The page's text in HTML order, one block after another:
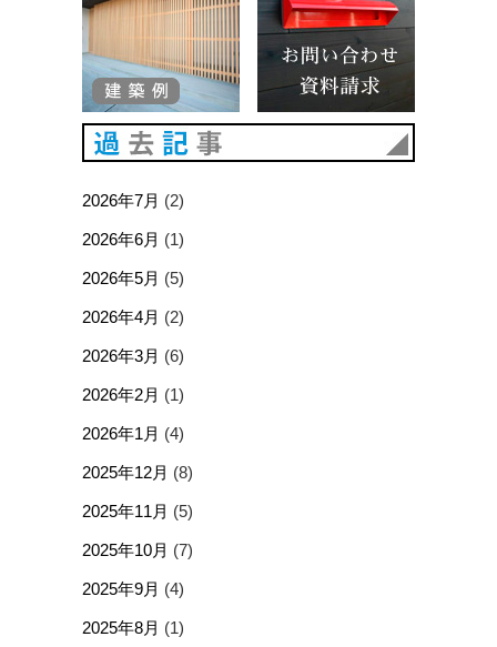
2026年7月 (2)
2026年6月 (1)
2026年5月 (5)
2026年4月 (2)
2026年3月 (6)
2026年2月 (1)
2026年1月 (4)
2025年12月 (8)
2025年11月 (5)
2025年10月 (7)
2025年9月 (4)
2025年8月 (1)